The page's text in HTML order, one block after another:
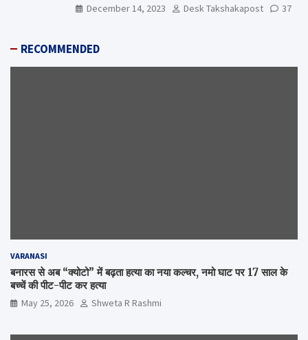
December 14, 2023 Desk Takshakapost 37
RECOMMENDED
VARANASI
बनारस से अब “क्योटो” में बढ़ता हत्या का नया कल्चर, नमो घाट पर 17 साल के
बच्चें की पीट-पीट कर हत्या
May 25, 2026 Shweta R Rashmi